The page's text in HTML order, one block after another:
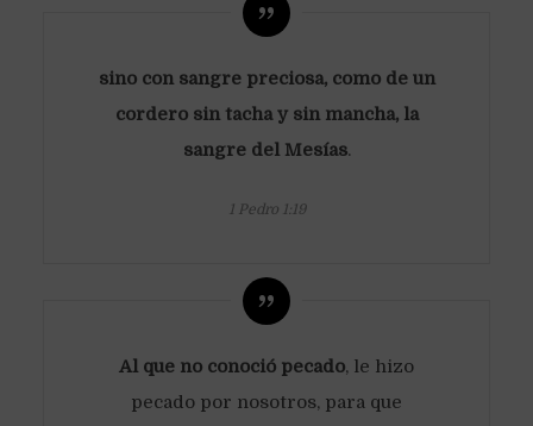
sino con sangre preciosa, como de un
cordero sin tacha y sin mancha, la
sangre del Mesías.
1 Pedro 1:19
Al que no conoció pecado, le hizo
pecado por nosotros, para que